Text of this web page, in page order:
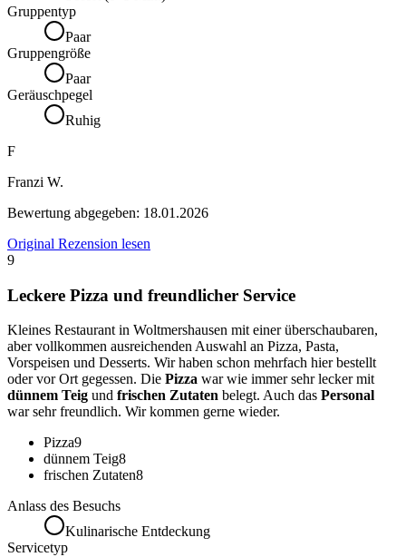
Gruppentyp
Paar
Gruppengröße
Paar
Geräuschpegel
Ruhig
F
Franzi W.
Bewertung abgegeben: 18.01.2026
Original Rezension lesen
9
Leckere Pizza und freundlicher Service
Kleines Restaurant in Woltmershausen mit einer überschaubaren,
aber vollkommen ausreichenden Auswahl an Pizza, Pasta,
Vorspeisen und Desserts. Wir haben schon mehrfach hier bestellt
oder vor Ort gegessen. Die Pizza war wie immer sehr lecker mit
dünnem Teig und frischen Zutaten belegt. Auch das Personal
war sehr freundlich. Wir kommen gerne wieder.
Pizza9
dünnem Teig8
frischen Zutaten8
Anlass des Besuchs
Kulinarische Entdeckung
Servicetyp